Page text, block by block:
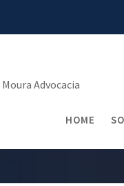
Advocacia
HOME
Tag: